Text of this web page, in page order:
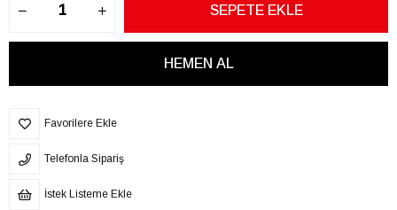
Favorilere Ekle
Telefonla Sipariş
İstek Listeme Ekle